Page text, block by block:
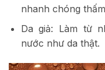
nhanh chóng
Da giả: Làm từ
nước như da thật.